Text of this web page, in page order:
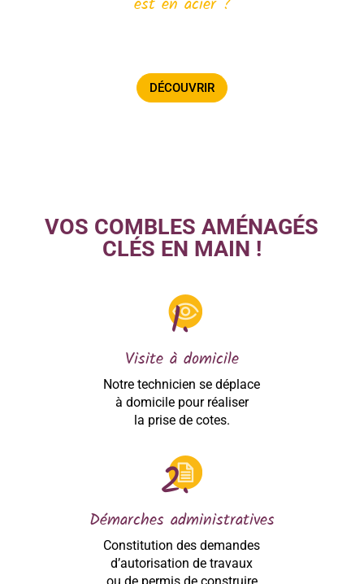
DÉCOUVRIR
VOS COMBLES AMÉNAGÉS
CLÉS EN MAIN !
Visite à domicile
Notre technicien se déplace
à domicile pour réaliser
la prise de cotes.
Démarches administratives
Constitution des demandes
d’autorisation de travaux